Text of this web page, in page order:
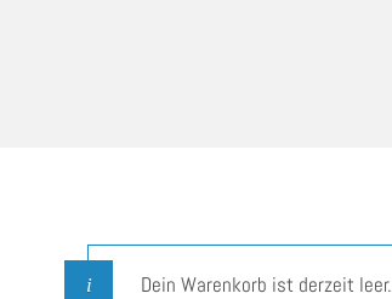
Dein Warenkorb ist derzeit leer.